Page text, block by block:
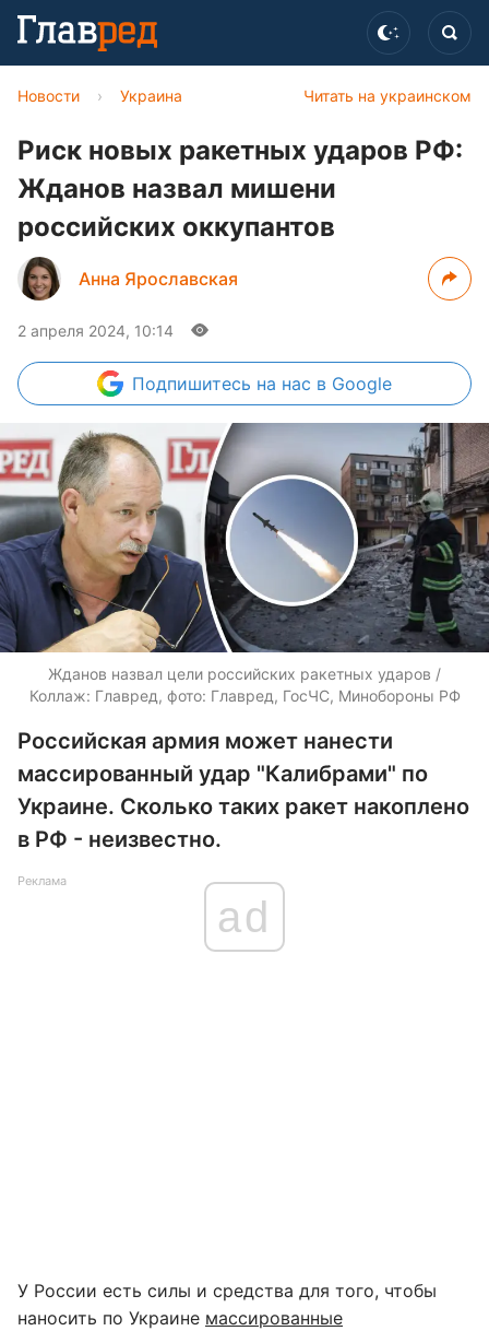
Читать на украинском
Новости › Украина
Риск новых ракетных ударов РФ:
Жданов назвал мишени
российских оккупантов
Анна Ярославская
2 апреля 2024, 10:14
Подпишитесь на нас в Google
Жданов назвал цели российских ракетных ударов /
Коллаж: Главред, фото: Главред, ГосЧС, Минобороны РФ
Российская армия может нанести
массированный удар "Калибрами" по
Украине. Сколько таких ракет накоплено
в РФ - неизвестно.
Реклама
ad
У России есть силы и средства для того, чтобы
наносить по Украине массированные